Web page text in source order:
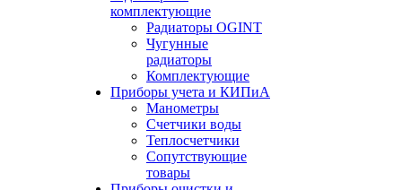
комплектующие
Радиаторы OGINT
Чугунные
радиаторы
Комплектующие
Приборы учета и КИПиА
Манометры
Счетчики воды
Теплосчетчики
Сопутствующие
товары